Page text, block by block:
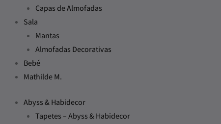
Capas de Almofadas
Sala
Mantas
Almofadas Decorativas
Bebé
Mathilde M.
Abyss & Habidecor
Tapetes – Abyss & Habidecor